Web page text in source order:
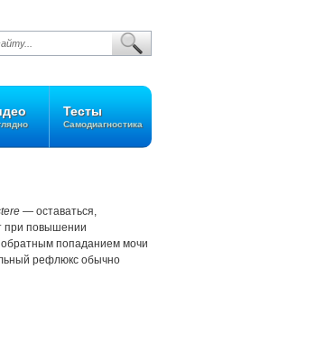
Тесты
Самодиагностика
— оставаться,
при повышении
обратным попаданием мочи
рефлюкс обычно